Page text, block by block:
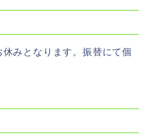
みとなります。振替にて個